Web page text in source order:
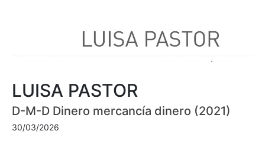
LUISA PASTOR
D-M-D Dinero mercancía dinero (2021)
30/03/2026